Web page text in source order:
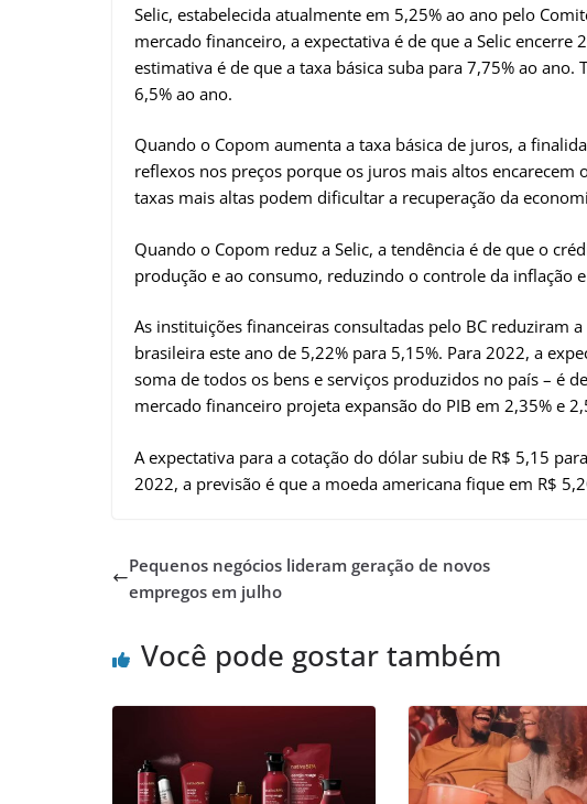
Selic, estabelecida atualmente em 5,25% ao ano pelo
mercado financeiro, a expectativa é de que a Selic
estimativa é de que a taxa básica suba para 7,75% ao
6,5% ao ano.
Quando o Copom aumenta a taxa básica de juros, a
reflexos nos preços porque os juros mais altos
taxas mais altas podem dificultar a recuperação da
Quando o Copom reduz a Selic, a tendência é de que o
produção e ao consumo, reduzindo o controle da inflação
As instituições financeiras consultadas pelo BC reduziram
brasileira este ano de 5,22% para 5,15%. Para 2022, a
soma de todos os bens e serviços produzidos no país – é
mercado financeiro projeta expansão do PIB em 2,35% e
A expectativa para a cotação do dólar subiu de R$ 5,15
2022, a previsão é que a moeda americana fique em R$
Pequenos negócios lideram geração de novos
empregos em julho
Você pode gostar também